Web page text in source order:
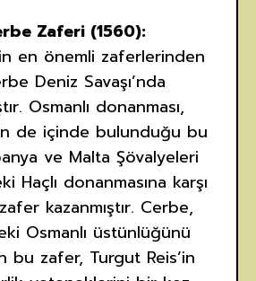
Zaferi (1560):
en önemli zaferlerinden
Deniz Savaşı’nda
Osmanlı donanması,
de içinde bulunduğu bu
ve Malta Şövalyeleri
Haçlı donanmasına karşı
kazanmıştır. Cerbe,
Osmanlı üstünlüğünü
bu zafer, Turgut Reis’in